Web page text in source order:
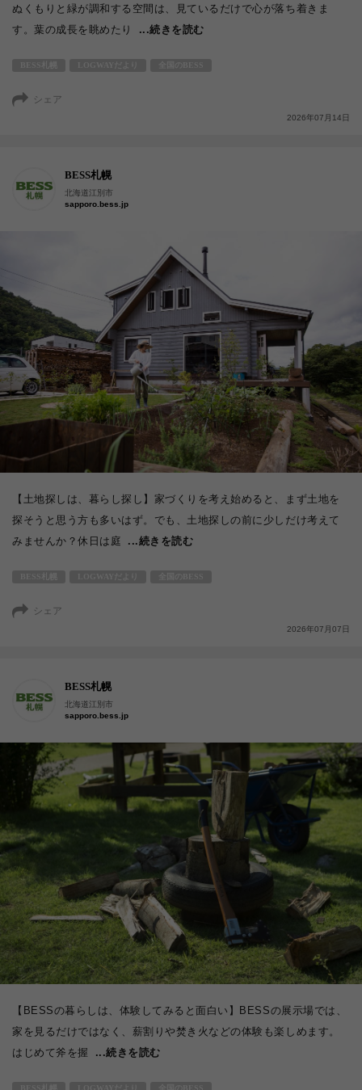
ぬくもりと緑が調和する空間は、見ているだけで心が落ち着きま
す。葉の成長を眺めたり
...続きを読む
シェア
2026年07月14日
BESS札幌
北海道江別市
sapporo.bess.jp
【土地探しは、暮らし探し】家づくりを考え始めると、まず土地を
探そうと思う方も多いはず。でも、土地探しの前に少しだけ考えて
みませんか？休日は庭
...続きを読む
シェア
2026年07月07日
BESS札幌
北海道江別市
sapporo.bess.jp
【BESSの暮らしは、体験してみると面白い】BESSの展示場では、
家を見るだけではなく、薪割りや焚き火などの体験も楽しめます。
はじめて斧を握
...続きを読む